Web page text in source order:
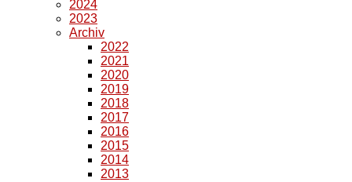
2024
2023
Archiv
2022
2021
2020
2019
2018
2017
2016
2015
2014
2013